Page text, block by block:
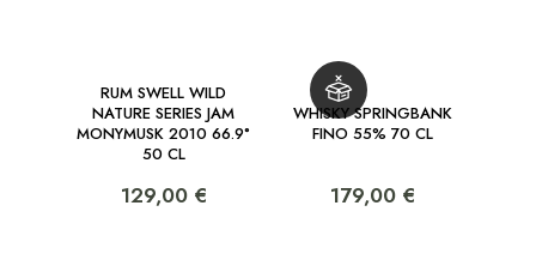
RUM SWELL WILD
NATURE SERIES JAM
MONYMUSK 2010 66.9°
50 CL
129,00 €
WHISKY SPRINGBANK
FINO 55% 70 CL
179,00 €